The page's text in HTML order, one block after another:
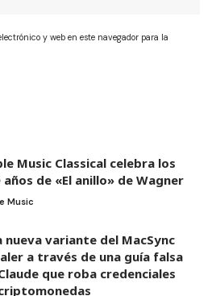
y web en este navegador para la
Music Classical celebra los
años de «El anillo» de Wagner
Music
nueva variante del MacSync
a través de una guía falsa
que roba credenciales